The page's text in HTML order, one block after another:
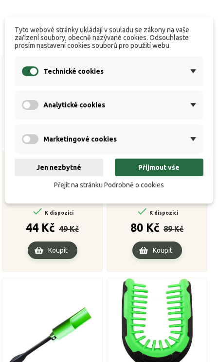
ZFISH Rohatinka Rubber
Rod Rest Fluo
 K dispozici
44 Kč
cena
49 Kč
Koupit
NGT Rohatinka Profiler U
 K dispozici
80 Kč
cena
89 Kč
Koupit
Tyto webové stránky ukládají v souladu se zákony na vaše
zařízení soubory, obecně nazývané cookies. Odsouhlaste
prosím nastavení cookies souborů pro použití webu.
Technické cookies
Analytické cookies
Marketingové cookies
Jen nezbytné Přijmout vše
Přejít na stránku Podrobně o cookies